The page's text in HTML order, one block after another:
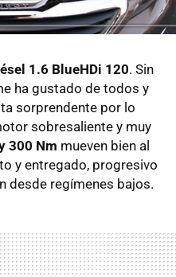
1.6 BlueHDi 120. Sin
ha gustado de todos y
sorprendente por lo
sobresaliente y muy
300 Nm mueven bien al
y entregado, progresivo
desde regímenes bajos.